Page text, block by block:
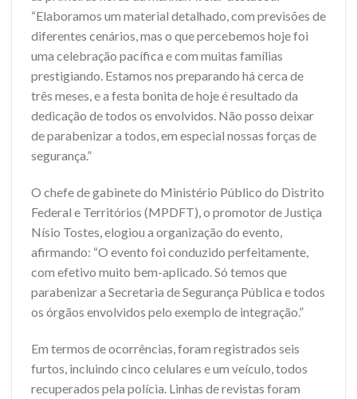
“Elaboramos um material detalhado, com previsões de
diferentes cenários, mas o que percebemos hoje foi
uma celebração pacífica e com muitas famílias
prestigiando. Estamos nos preparando há cerca de
três meses, e a festa bonita de hoje é resultado da
dedicação de todos os envolvidos. Não posso deixar
de parabenizar a todos, em especial nossas forças de
segurança.”
O chefe de gabinete do Ministério Público do Distrito
Federal e Territórios (MPDFT), o promotor de Justiça
Nísio Tostes, elogiou a organização do evento,
afirmando: “O evento foi conduzido perfeitamente,
com efetivo muito bem-aplicado. Só temos que
parabenizar a Secretaria de Segurança Pública e todos
os órgãos envolvidos pelo exemplo de integração.”
Em termos de ocorrências, foram registrados seis
furtos, incluindo cinco celulares e um veículo, todos
recuperados pela polícia. Linhas de revistas foram